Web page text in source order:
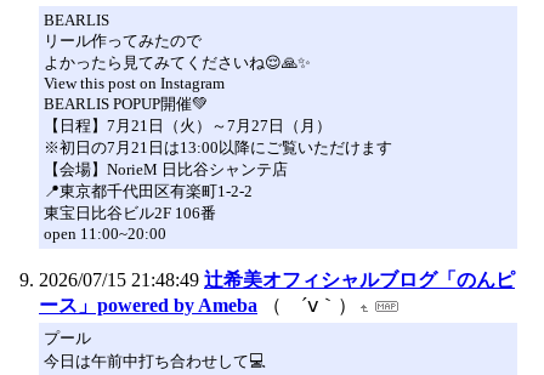
BEARLIS
リール作ってみたので
よかったら見てみてくださいね😌🙏✨
View this post on Instagram
BEARLIS POPUP開催💚
【日程】7月21日（火）～7月27日（月）
※初日の7月21日は13:00以降にご覧いただけます
【会場】NorieM 日比谷シャンテ店
📍東京都千代田区有楽町1-2-2
東宝日比谷ビル2F 106番
open 11:00~20:00
2026/07/15 21:48:49 辻希美オフィシャルブログ「のんピ
ース」powered by Ameba
（ ´ⅴ｀）
プール
今日は午前中打ち合わせして💻